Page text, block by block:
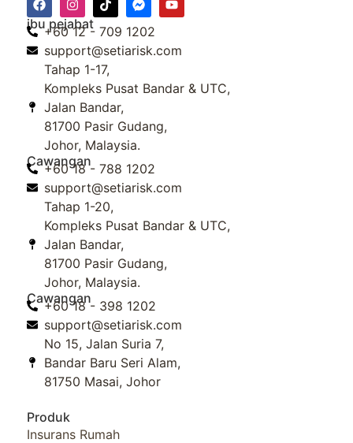
ibu pejabat
+60 12 - 709 1202
support@setiarisk.com
Tahap 1-17,
Kompleks Pusat Bandar & UTC,
Jalan Bandar,
81700 Pasir Gudang,
Johor, Malaysia.
Cawangan
+60 18 - 788 1202
support@setiarisk.com
Tahap 1-20,
Kompleks Pusat Bandar & UTC,
Jalan Bandar,
81700 Pasir Gudang,
Johor, Malaysia.
Cawangan
+60 18 - 398 1202
support@setiarisk.com
No 15, Jalan Suria 7,
Bandar Baru Seri Alam,
81750 Masai, Johor
Produk
Insurans Rumah